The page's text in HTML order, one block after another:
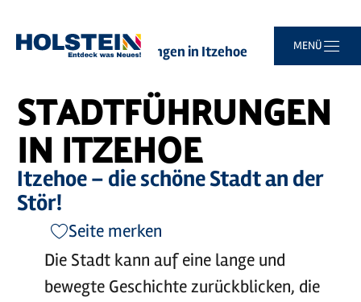
Hauptinhalt
Suche
Navigation
Footer
MENÜ
Sie
Startseite Stadtführungen in Itzehoe
STADTFÜHRUNGEN
IN ITZEHOE
Itzehoe – die schöne Stadt an der
Stör!
Seite merken
Die Stadt kann auf eine lange und
bewegte Geschichte zurückblicken, die